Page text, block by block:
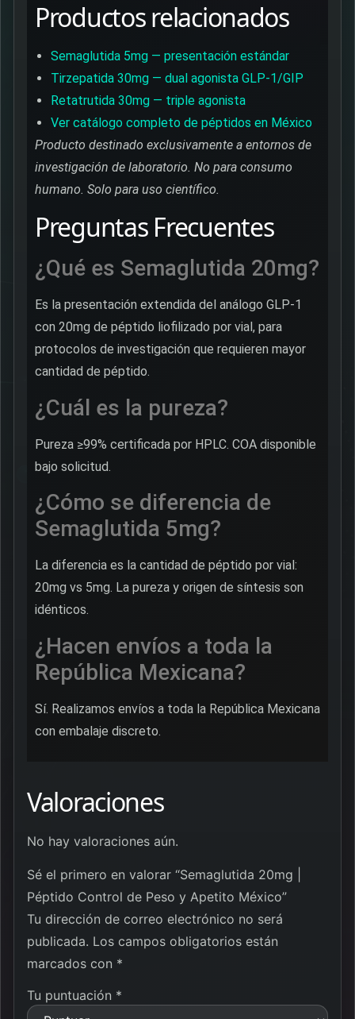
Productos relacionados
Semaglutida 5mg — presentación estándar
Tirzepatida 30mg — dual agonista GLP-1/GIP
Retatrutida 30mg — triple agonista
Ver catálogo completo de péptidos en México
Producto destinado exclusivamente a entornos de
investigación de laboratorio. No para consumo
humano. Solo para uso científico.
Preguntas Frecuentes
¿Qué es Semaglutida 20mg?
Es la presentación extendida del análogo GLP-1
con 20mg de péptido liofilizado por vial, para
protocolos de investigación que requieren mayor
cantidad de péptido.
¿Cuál es la pureza?
Pureza ≥99% certificada por HPLC. COA disponible
bajo solicitud.
¿Cómo se diferencia de
Semaglutida 5mg?
La diferencia es la cantidad de péptido por vial:
20mg vs 5mg. La pureza y origen de síntesis son
idénticos.
¿Hacen envíos a toda la
República Mexicana?
Sí. Realizamos envíos a toda la República Mexicana
con embalaje discreto.
Valoraciones
No hay valoraciones aún.
Sé el primero en valorar “Semaglutida 20mg |
Péptido Control de Peso y Apetito México”
Tu dirección de correo electrónico no será
publicada. Los campos obligatorios están
marcados con *
Tu puntuación *